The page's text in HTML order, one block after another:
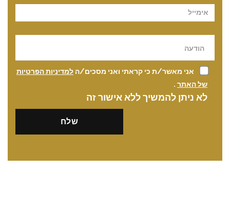
אני מאשר/ת כי קראתי ואני מסכים/ה למדיניות הפרטיות
של האתר .
לא ניתן להמשיך ללא אישור זה